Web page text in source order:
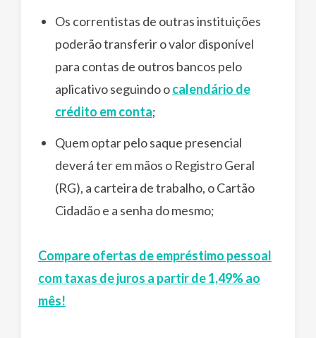
Os correntistas de outras instituições
poderão transferir o valor disponível
para contas de outros bancos pelo
aplicativo seguindo ocalendário de
crédito em conta;
Quem optar pelo saque presencial
deverá ter em mãos o Registro Geral
(RG), a carteira de trabalho, o Cartão
Cidadão e a senha do mesmo;
Compare ofertas de empréstimo pessoal
com taxas de juros a partir de 1,49% ao
mês!